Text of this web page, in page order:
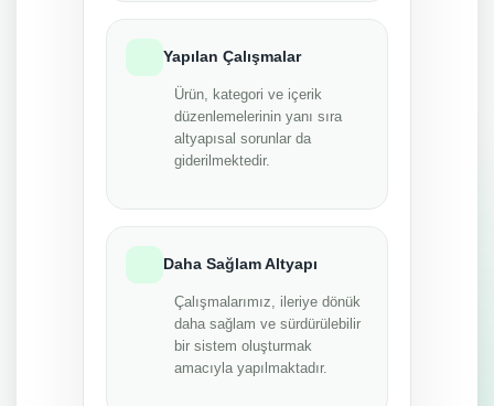
Yapılan Çalışmalar
Ürün, kategori ve içerik
düzenlemelerinin yanı sıra
altyapısal sorunlar da
giderilmektedir.
Daha Sağlam Altyapı
Çalışmalarımız, ileriye dönük
daha sağlam ve sürdürülebilir
bir sistem oluşturmak
amacıyla yapılmaktadır.